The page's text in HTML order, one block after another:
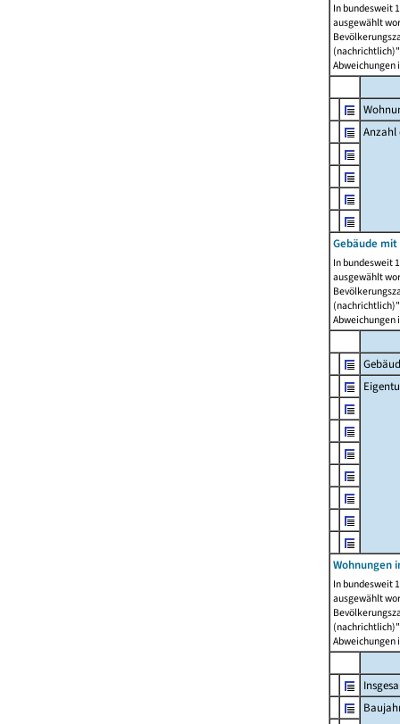
In bundesweit
ausgewählt
Abweichungen
Anzahl
Gebäude
In bundesweit
ausgewählt
Abweichungen
Wohnungen
In bundesweit
ausgewählt
Abweichungen